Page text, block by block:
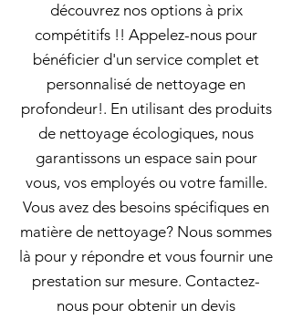
découvrez nos options à prix
compétitifs !! Appelez-nous pour
bénéficier d'un service complet et
personnalisé de nettoyage en
profondeur!. En utilisant des produits
de nettoyage écologiques, nous
garantissons un espace sain pour
vous, vos employés ou votre famille.
Vous avez des besoins spécifiques en
matière de nettoyage? Nous sommes
là pour y répondre et vous fournir une
prestation sur mesure. Contactez-
nous pour obtenir un devis